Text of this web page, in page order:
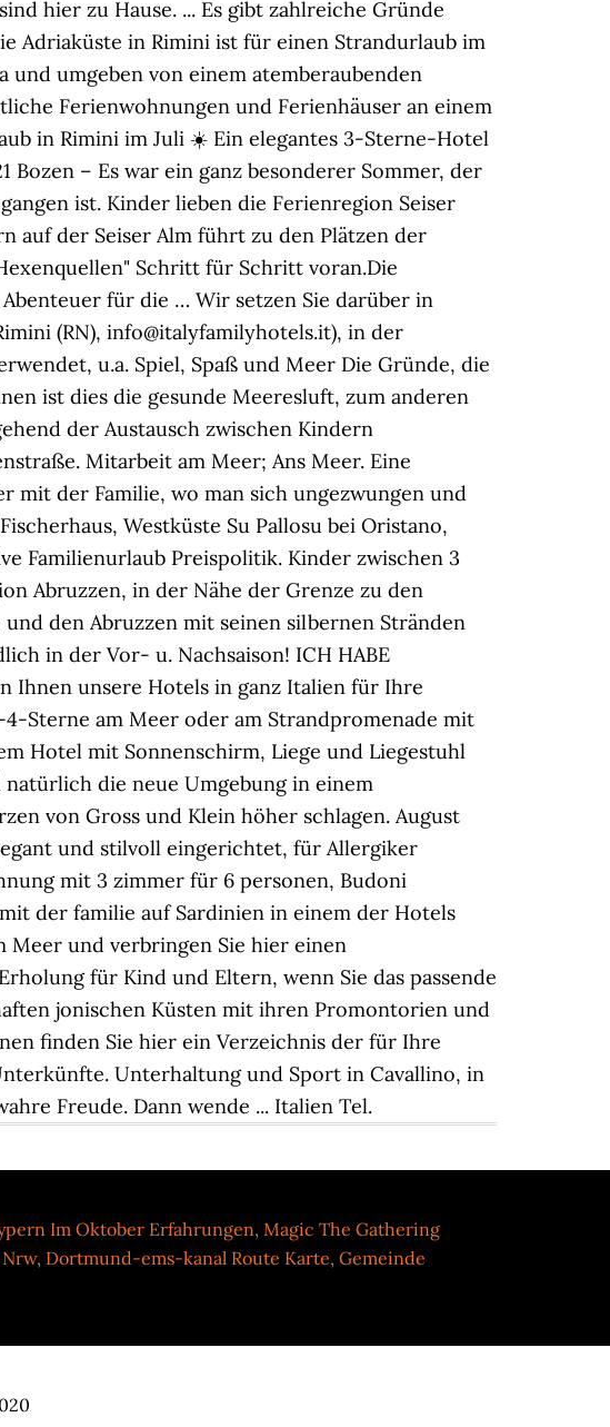
Im Oktober Erfahrungen, Magic The Gathering
Nrw, Dortmund-ems-kanal Route Karte, Gemeinde